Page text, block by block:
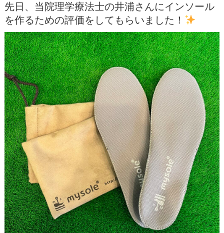
先日、当院理学療法士の井浦さんにインソール
を作るための評価をしてもらいました！